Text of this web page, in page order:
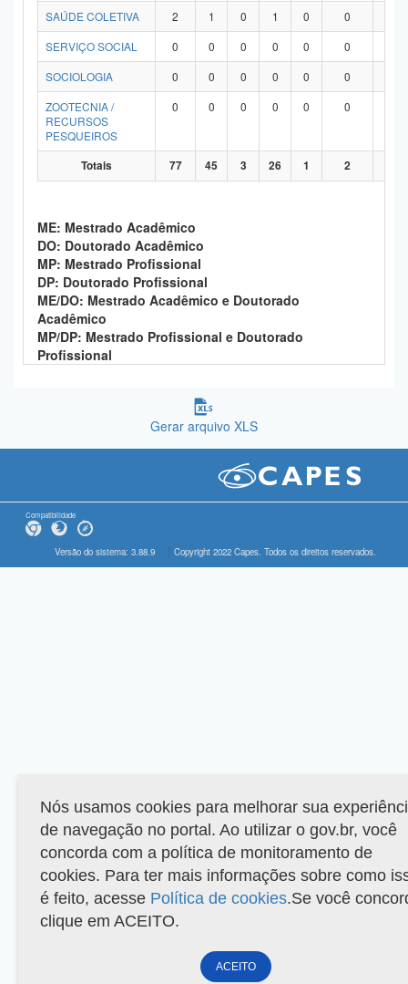
SAÚDE COLETIVA
2 1 0 1 0 0
SERVIÇO SOCIAL
0 0 0 0 0 0
SOCIOLOGIA
0 0 0 0 0 0
ZOOTECNIA /
RECURSOS
PESQUEIROS
0 0 0 0 0 0
Totais 77 45 3 26 1 2
ME: Mestrado Acadêmico
DO: Doutorado Acadêmico
MP: Mestrado Profissional
DP: Doutorado Profissional
ME/DO: Mestrado Acadêmico e Doutorado
Acadêmico
MP/DP: Mestrado Profissional e Doutorado
Profissional
Gerar arquivo XLS
Compatibilidade
Versão do sistema: 3.88.9 Copyright 2022 Capes. Todos os direitos reservados.
Nós usamos cookies para melhorar sua
de navegação no portal. Ao utilizar o gov.br, você
concorda com a política de monitoramento de
cookies. Para ter mais informações sobre como
é feito, acesse Política de cookies.Se você
clique em ACEITO.
ACEITO